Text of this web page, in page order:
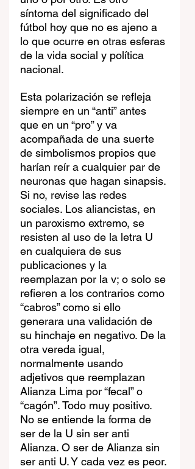
síntoma del significado del
fútbol hoy que no es ajeno a
lo que ocurre en otras esferas
de la vida social y política
nacional.
Esta polarización se refleja
siempre en un “anti” antes
que en un “pro” y va
acompañada de una suerte
de simbolismos propios que
harían reír a cualquier par de
neuronas que hagan sinapsis.
Si no, revise las redes
sociales. Los aliancistas, en
un paroxismo extremo, se
resisten al uso de la letra U
en cualquiera de sus
publicaciones y la
reemplazan por la v; o solo se
refieren a los contrarios como
“cabros” como si ello
generara una validación de
su hinchaje en negativo. De la
otra vereda igual,
normalmente usando
adjetivos que reemplazan
Alianza Lima por “fecal” o
“cagón”. Todo muy positivo.
No se entiende la forma de
ser de la U sin ser anti
Alianza. O ser de Alianza sin
ser anti U. Y cada vez es peor.